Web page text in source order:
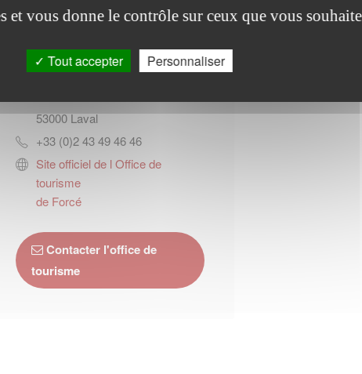
Office de tourisme de
53000Laval
+33 (0)2 43 49 46 46
Site officiel de l Office de
tourisme
de Forcé
Contacter l'office de
tourisme
et vous donne le contrôle sur ceux que vous
Tout accepter Personnaliser